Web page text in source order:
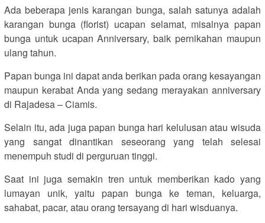
Ada beberapa jenis karangan bunga, salah satunya adalah
karangan bunga (florist) ucapan selamat, misalnya papan
bunga untuk ucapan Anniversary, baik pernikahan maupun
ulang tahun.
Papan bunga ini dapat anda berikan pada orang kesayangan
maupun kerabat Anda yang sedang merayakan anniversary
di Rajadesa – Ciamis.
Selain itu, ada juga papan bunga hari kelulusan atau wisuda
yang sangat dinantikan seseorang yang telah selesai
menempuh studi di perguruan tinggi.
Saat ini juga semakin tren untuk memberikan kado yang
lumayan unik, yaitu papan bunga ke teman, keluarga,
sahabat, pacar, atau orang tersayang di hari wisduanya.